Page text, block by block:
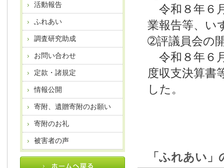
令和８年６
業報告等、い
➁評議員会の
令和８年６
度収支決算書
した。
「ふれあい
活動報告
ふれあい
調査研究助成
お問い合わせ
定款・諸規定
情報公開
寄附、遺贈寄附のお願い
寄附のお礼
被害者の声